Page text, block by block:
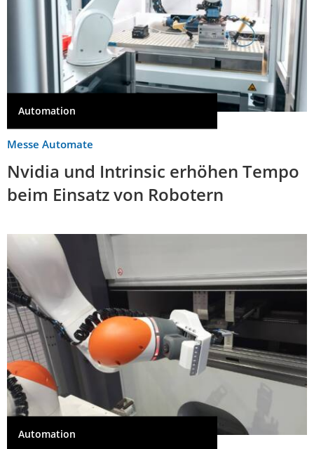
Automation
Messe Automate
Nvidia und Intrinsic erhöhen Tempo
beim Einsatz von Robotern
Automation